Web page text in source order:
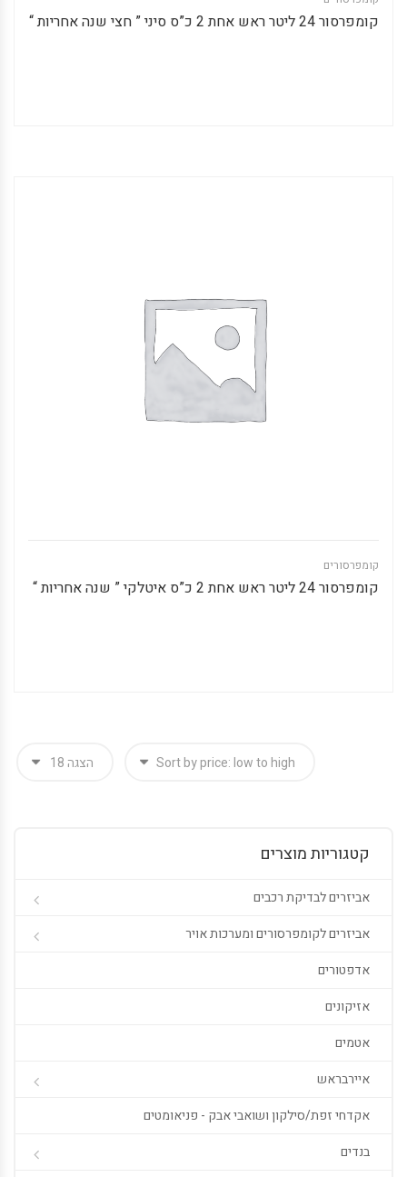
קומפרסור 24 ליטר ראש אחת 2 כ”ס סיני ” חצי שנה אחריות “
קומפרסורים
קומפרסור 24 ליטר ראש אחת 2 כ”ס איטלקי ” שנה אחריות “
קטגוריות מוצרים
אביזרים לבדיקת רכבים
אביזרים לקומפרסורים ומערכות אויר
אדפטורים
אזיקונים
אטמים
איירבראש
אקדחי זפת/סילקון ושואבי אבק - פניאומטים
בנדים